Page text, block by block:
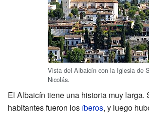
Vista del Albaicín con la Iglesia de
Nicolás.
El Albaicín tiene una historia muy larga.
habitantes fueron los íberos, y luego